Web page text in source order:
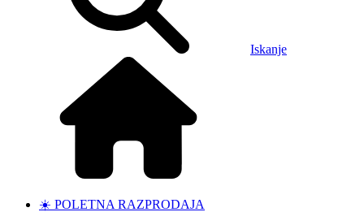
Iskanje
☀️ POLETNA RAZPRODAJA